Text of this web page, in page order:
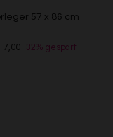
57 x 86 cm
32% gespart